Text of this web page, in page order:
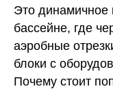
Это динамичное
бассейне, где
аэробные
блоки с
Почему стоит